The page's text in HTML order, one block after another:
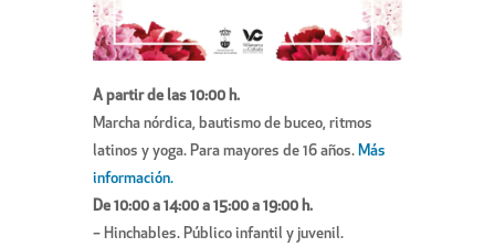
A partir de las 10:00 h.
Marcha nórdica, bautismo de buceo, ritmos
latinos y yoga. Para mayores de 16 años. Más
información.
De 10:00 a 14:00 a 15:00 a 19:00 h.
– Hinchables. Público infantil y juvenil.